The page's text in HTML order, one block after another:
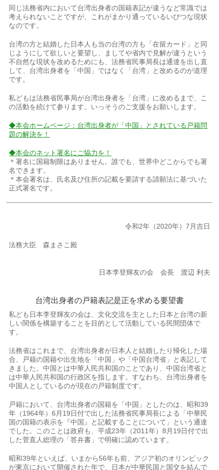
同じ法務省内において台湾出身者の国籍表記が違うなど常識では
考えられないことですが、これがまかり通っているいびつな現状
なのです。
台湾の方と結婚した日本人も当の台湾の方も「在留カード」と同
じようにして欲しいと要望し、ましてや省内で見解が違うという
不自然な現状を改めるためにも、法務省民事局長は通達を出し直
して、台湾出身者を「中国」ではなく「台湾」と改めるのが道理
です。
私どもは法務省民事局が台湾出身者を「台湾」に改めるまで、こ
の活動を続けて参ります。いっそうのご支援をお願いします。
◆本会ホームページ：台湾出身者が「中国」とされている戸籍問
題の解決を！
◆本会のネット署名にご協力を！
＊署名に国籍制限はありません。誰でも、世界中どこからでも署
名できます。
＊本会署名は、氏名及び住所の記載を要請する請願法に基づいた
正式署名です。
令和2年（2020年）7月吉日
法務大臣 森まさこ殿
日本李登輝友の会 会長 渡辺 利夫
台湾出身者の戸籍表記是正を求める要望書
私ども日本李登輝友の会は、文化交流を主とした日本と台湾の新
しい関係を構築することを目的として活動している民間団体で
す。
法務省はこれまで、台湾出身者が日本人と結婚したり帰化した場
合、戸籍の国籍や出生地を「中国」や「中国台湾省」と表記して
きました。中国とは中華人民共和国のことであり、中国台湾省と
は中華人民共和国の行政区を指します。すなわち、台湾出身者を
中国人としているのが現在の戸籍制度です。
戸籍において、台湾出身者の国籍を「中国」としたのは、昭和39
年（1964年）6月19日付で出した法務省民事局長による「中華民
国の国籍の表示を『中国』と記載することについて」という通達
でした。このことは政府も、平成23年（2011年）8月19日付で出
した菅直人総理の「答弁書」で明確に認めています。
昭和39年といえば、いまから56年も前、アジア初のオリンピック
が東京において開催された年で、日本が中華民国と国交を結んで